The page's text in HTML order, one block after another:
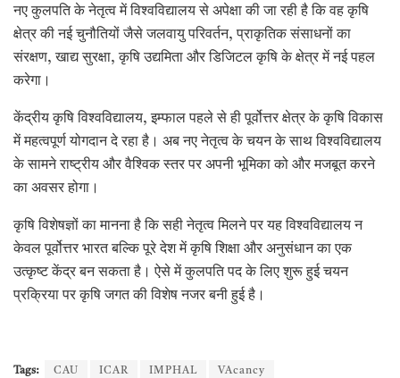
नए कुलपति के नेतृत्व में विश्वविद्यालय से अपेक्षा की जा रही है कि वह कृषि
क्षेत्र की नई चुनौतियों जैसे जलवायु परिवर्तन, प्राकृतिक संसाधनों का
संरक्षण, खाद्य सुरक्षा, कृषि उद्यमिता और डिजिटल कृषि के क्षेत्र में नई पहल
करेगा।
केंद्रीय कृषि विश्वविद्यालय, इम्फाल पहले से ही पूर्वोत्तर क्षेत्र के कृषि विकास
में महत्वपूर्ण योगदान दे रहा है। अब नए नेतृत्व के चयन के साथ विश्वविद्यालय
के सामने राष्ट्रीय और वैश्विक स्तर पर अपनी भूमिका को और मजबूत करने
का अवसर होगा।
कृषि विशेषज्ञों का मानना है कि सही नेतृत्व मिलने पर यह विश्वविद्यालय न
केवल पूर्वोत्तर भारत बल्कि पूरे देश में कृषि शिक्षा और अनुसंधान का एक
उत्कृष्ट केंद्र बन सकता है। ऐसे में कुलपति पद के लिए शुरू हुई चयन
प्रक्रिया पर कृषि जगत की विशेष नजर बनी हुई है।
Tags: CAU ICAR IMPHAL VAcancy